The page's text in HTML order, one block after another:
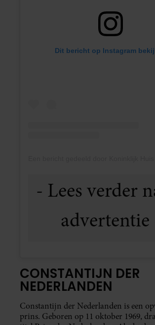
Dit bericht op Instagram
CONSTANTIJN DER
NEDERLANDEN
Constantijn der Nederlanden is een
prins. Geboren op 11 oktober 1969,